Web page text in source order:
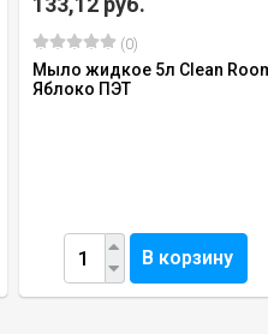
(0)
Мыло жидкое 5л Clean
Яблоко ПЭТ
В корзину